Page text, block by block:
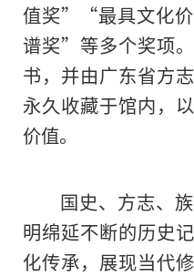
值奖”“最具文化
谱奖”等多个奖项
书，并由广东省方
永久收藏于馆内，
价值。
国史、方志、
明绵延不断的历史
化传承，展现当代